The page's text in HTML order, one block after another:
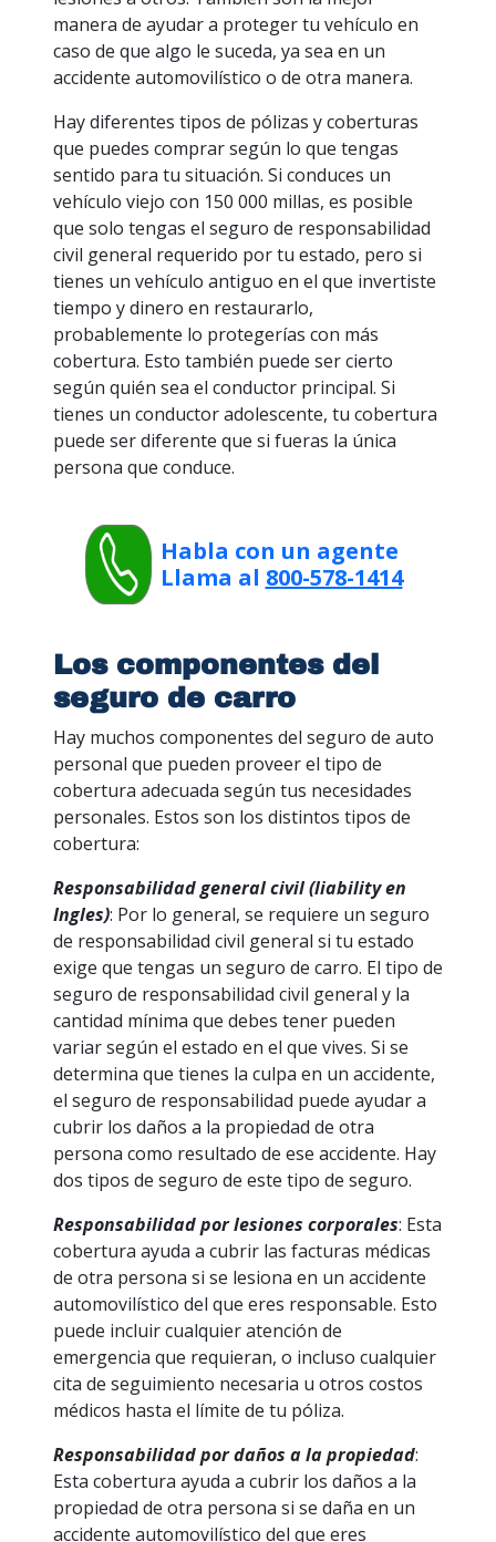
manera de ayudar a proteger tu vehículo en
caso de que algo le suceda, ya sea en un
accidente automovilístico o de otra manera.
Hay diferentes tipos de pólizas y coberturas
que puedes comprar según lo que tengas
sentido para tu situación. Si conduces un
vehículo viejo con 150 000 millas, es posible
que solo tengas el seguro de responsabilidad
civil general requerido por tu estado, pero si
tienes un vehículo antiguo en el que invertiste
tiempo y dinero en restaurarlo,
probablemente lo protegerías con más
cobertura. Esto también puede ser cierto
según quién sea el conductor principal. Si
tienes un conductor adolescente, tu cobertura
puede ser diferente que si fueras la única
persona que conduce.
Habla con un agente
Llama al 800-578-1414
Los componentes del
seguro de carro
Hay muchos componentes del seguro de auto
personal que pueden proveer el tipo de
cobertura adecuada según tus necesidades
personales. Estos son los distintos tipos de
cobertura:
Responsabilidad general civil (liability en
Ingles): Por lo general, se requiere un seguro
de responsabilidad civil general si tu estado
exige que tengas un seguro de carro. El tipo de
seguro de responsabilidad civil general y la
cantidad mínima que debes tener pueden
variar según el estado en el que vives. Si se
determina que tienes la culpa en un accidente,
el seguro de responsabilidad puede ayudar a
cubrir los daños a la propiedad de otra
persona como resultado de ese accidente. Hay
dos tipos de seguro de este tipo de seguro.
Responsabilidad por lesiones corporales: Esta
cobertura ayuda a cubrir las facturas médicas
de otra persona si se lesiona en un accidente
automovilístico del que eres responsable. Esto
puede incluir cualquier atención de
emergencia que requieran, o incluso cualquier
cita de seguimiento necesaria u otros costos
médicos hasta el límite de tu póliza.
Responsabilidad por daños a la propiedad:
Esta cobertura ayuda a cubrir los daños a la
propiedad de otra persona si se daña en un
accidente automovilístico del que eres